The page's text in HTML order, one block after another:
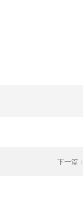
下一篇：